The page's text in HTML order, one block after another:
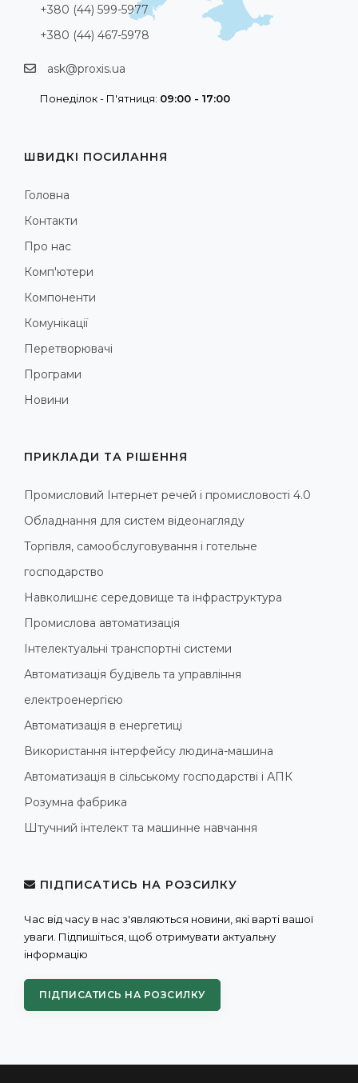
+380 (44) 599-5977
+380 (44) 467-5978
ask@proxis.ua
Понеділок - П'ятниця: 09:00 - 17:00
ШВИДКІ ПОСИЛАННЯ
Головна
Контакти
Про нас
Комп'ютери
Компоненти
Комунікації
Перетворювачі
Програми
Новини
ПРИКЛАДИ ТА РІШЕННЯ
Промисловий Інтернет речей і промисловості 4.0
Обладнання для систем відеонагляду
Торгівля, самообслуговування і готельне
господарство
Навколишнє середовище та інфраструктура
Промислова автоматизація
Інтелектуальні транспортні системи
Автоматизація будівель та управління
електроенергією
Автоматизація в енергетиці
Використання інтерфейсу людина-машина
Автоматизація в сільському господарстві і АПК
Розумна фабрика
Штучний інтелект та машинне навчання
ПІДПИСАТИСЬ НА РОЗСИЛКУ
Час від часу в нас з'являються новини, які варті вашої
уваги. Підпишіться, щоб отримувати актуальну
інформацію
ПІДПИСАТИСЬ НА РОЗСИЛКУ